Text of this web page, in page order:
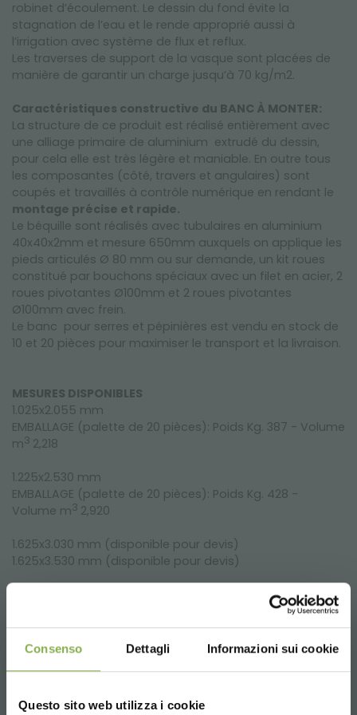
Consenso Dettagli Informazioni sui cookie
Questo sito web utilizza i cookie
robinet d’écoulement. Le dessin du fond évite la
stagnation de l’eau et le rende approprié aussi à
l’irrigation avec système de flux et reflux.
Les traverses de support de la vasque sont placées de
manière de garantir un charge jusqu’à 70 kg/m2.
Caractéristiques constructive du BANC À MONTER:
La structure de ce produit est réalisé entièrement avec
une alliage primaire de aluminium extrudé du dessin,
pour cela elle est très légère et maniable. En outre tous
les composantes (côté, travers et angulaires) sont
coupés et travaillés à contrôle numérique en rendant le
montage précise et rapide.
Le béquille sont réalisés avec tubulaires en aluminium
40x40x2mm et mesure 650mm auxquels on applique les
pieds articulés Ø 80 mm ou sur demande, un kit roues
constitué par bouchons spéciaux avec un filet en acier, 2
roues pivotantes Ø100mm et 2 roues pivotantes
Ø100mm avec frein.
Le banc pour serres et pépinières est vendu en stock de
10 et 20 pièces pour maximiser le transport et la livraison.
MESURES DISPONIBLES
1.025x2.055 mm
EMBALLAGE (palette de 20 pièces): Poids Kg. 387 - Volume
m3 2,218
1.225x2.530 mm
EMBALLAGE (palette de 20 pièces): Poids Kg. 428 -
Volume m3 2,920
1.625x3.030 mm (disponible pour devis)
1.625x3.530 mm (disponible pour devis)